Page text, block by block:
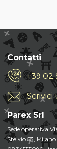
Contatti
+39 02
Scrivici
Parex Srl
Sede operativa
Stelvio 53,